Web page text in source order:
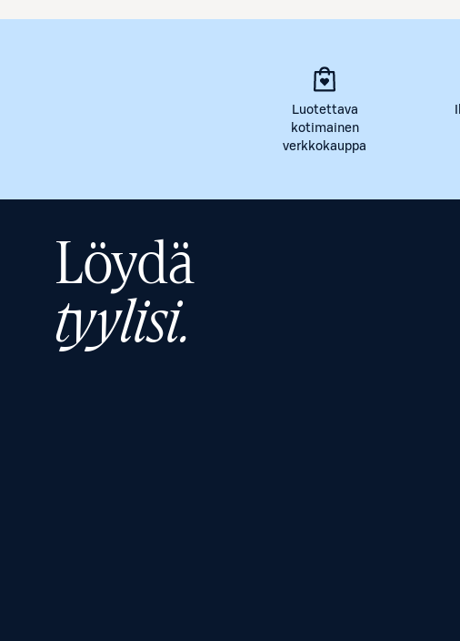
Luotettava
kotimainen
verkkokauppa
Löydä
tyylisi.